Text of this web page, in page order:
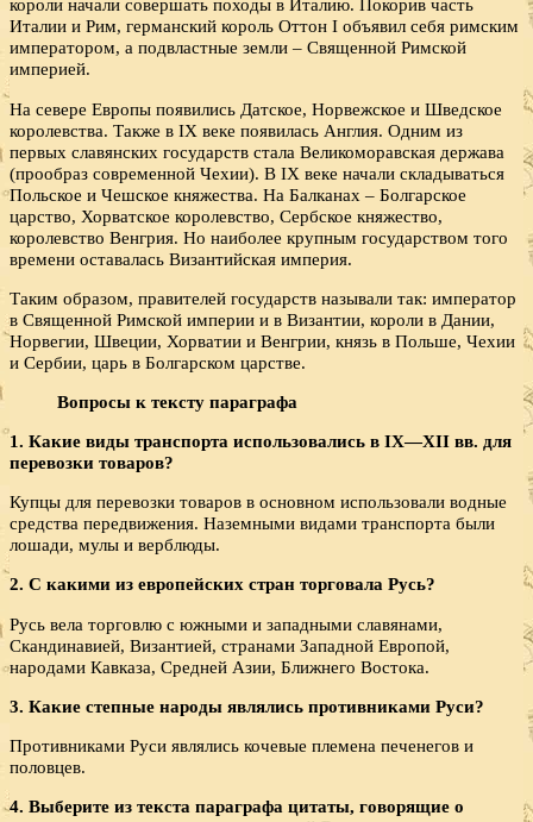
короли начали совершать походы в Италию. Покорив часть
Италии и Рим, германский король Оттон I объявил себя римским
императором, а подвластные земли – Священной Римской
империей.
На севере Европы появились Датское, Норвежское и Шведское
королевства. Также в IX веке появилась Англия. Одним из
первых славянских государств стала Великоморавская держава
(прообраз современной Чехии). В IX веке начали складываться
Польское и Чешское княжества. На Балканах – Болгарское
царство, Хорватское королевство, Сербское княжество,
королевство Венгрия. Но наиболее крупным государством того
времени оставалась Византийская империя.
Таким образом, правителей государств называли так: император
в Священной Римской империи и в Византии, короли в Дании,
Норвегии, Швеции, Хорватии и Венгрии, князь в Польше, Чехии
и Сербии, царь в Болгарском царстве.
Вопросы к тексту параграфа
1. Какие виды транспорта использовались в IX—XII вв. для
перевозки товаров?
Купцы для перевозки товаров в основном использовали водные
средства передвижения. Наземными видами транспорта были
лошади, мулы и верблюды.
2. С какими из европейских стран торговала Русь?
Русь вела торговлю с южными и западными славянами,
Скандинавией, Византией, странами Западной Европой,
народами Кавказа, Средней Азии, Ближнего Востока.
3. Какие степные народы являлись противниками Руси?
Противниками Руси являлись кочевые племена печенегов и
половцев.
4. Выберите из текста параграфа цитаты, говорящие о